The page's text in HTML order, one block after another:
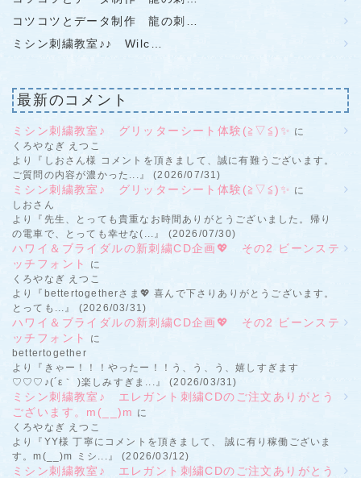
コツコツとデータ制作 龍の刺…
ミシン刺繍教室♪♪ Wilc…
最新のコメント
ミシン刺繍教室♪ グリッターシート体験(≧▽≦)✨ に
くろやなぎ えつこ
より『しおさん様 コメントを頂きまして、誠に有難うございます。
ご質問の内容が濃かった...』 (2026/07/31)
ミシン刺繍教室♪ グリッターシート体験(≧▽≦)✨ に
しおさん
より『先生、とっても貴重なお時間ありがとうございました。帰り
の電車で、とっても幸せな(...』 (2026/07/30)
ハワイ＆ブライダルの新刺繍CD企画💖 その2 ビーンステ
ッチフォント
に
くろやなぎ えつこ
より『bettertogetherさま💖 喜んで下さりありがとうございます。
とっても...』 (2026/03/31)
ハワイ＆ブライダルの新刺繍CD企画💖 その2 ビーンステ
ッチフォント
に
bettertogether
より『きゃー！！！やったー！！う、う、う、嬉しすぎます
♡♡♡♪(´ε｀ )楽しみすぎま...』 (2026/03/31)
ミシン刺繍教室♪ エレガント刺繍CDのご注文ありがとう
ございます。m(__)m に
くろやなぎ えつこ
より『YY様 丁寧にコメントを頂きまして、 誠に有り稼働ございま
す。m(__)m ミシ...』 (2026/03/12)
ミシン刺繍教室♪ エレガント刺繍CDのご注文ありがとう